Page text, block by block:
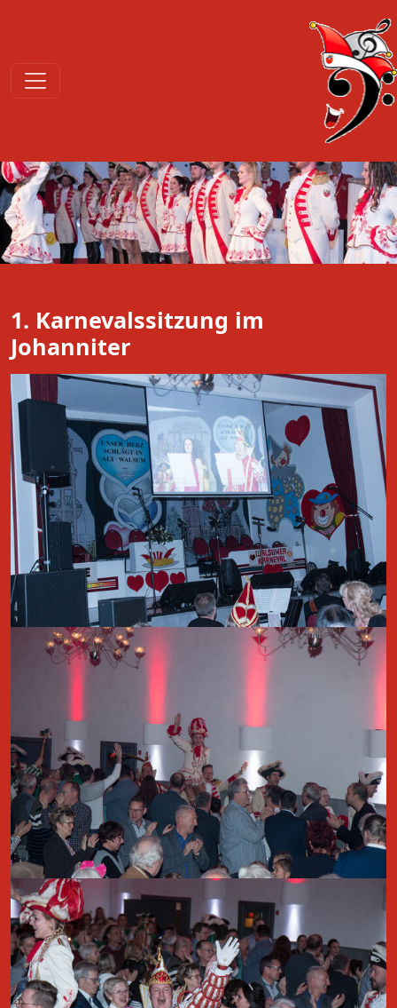
1. Karnevalssitzung im
Johanniter